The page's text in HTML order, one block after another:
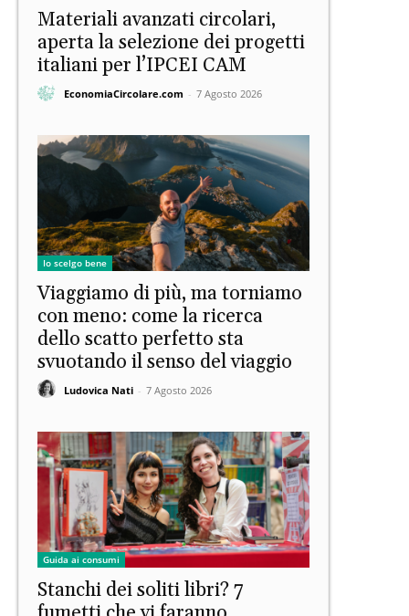
Materiali avanzati circolari,
aperta la selezione dei progetti
italiani per l’IPCEI CAM
EconomiaCircolare.com - 7 Agosto 2026
Io scelgo bene
Viaggiamo di più, ma torniamo
con meno: come la ricerca
dello scatto perfetto sta
svuotando il senso del viaggio
Ludovica Nati - 7 Agosto 2026
Guida ai consumi
Stanchi dei soliti libri? 7